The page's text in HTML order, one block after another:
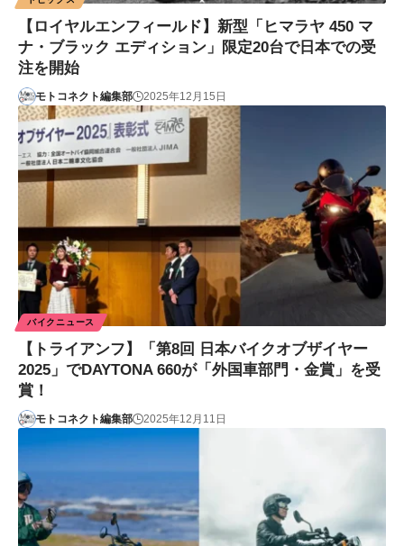
【ロイヤルエンフィールド】新型「ヒマラヤ 450 マ
ナ・ブラック エディション」限定20台で⽇本での受
注を開始
モトコネクト編集部 2025年12月15日
バイクニュース
【トライアンフ】「第8回 日本バイクオブザイヤー
2025」でDAYTONA 660が「外国車部門・金賞」を受
賞！
モトコネクト編集部 2025年12月11日